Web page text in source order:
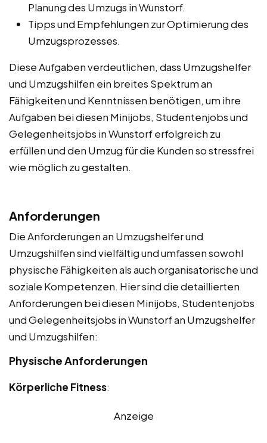
Planung des Umzugs in Wunstorf.
Tipps und Empfehlungen zur Optimierung des
Umzugsprozesses.
Diese Aufgaben verdeutlichen, dass Umzugshelfer
und Umzugshilfen ein breites Spektrum an
Fähigkeiten und Kenntnissen benötigen, um ihre
Aufgaben bei diesen Minijobs, Studentenjobs und
Gelegenheitsjobs in Wunstorf erfolgreich zu
erfüllen und den Umzug für die Kunden so stressfrei
wie möglich zu gestalten.
Anforderungen
Die Anforderungen an Umzugshelfer und
Umzugshilfen sind vielfältig und umfassen sowohl
physische Fähigkeiten als auch organisatorische und
soziale Kompetenzen. Hier sind die detaillierten
Anforderungen bei diesen Minijobs, Studentenjobs
und Gelegenheitsjobs in Wunstorf an Umzugshelfer
und Umzugshilfen:
Physische Anforderungen
Körperliche Fitness:
Anzeige